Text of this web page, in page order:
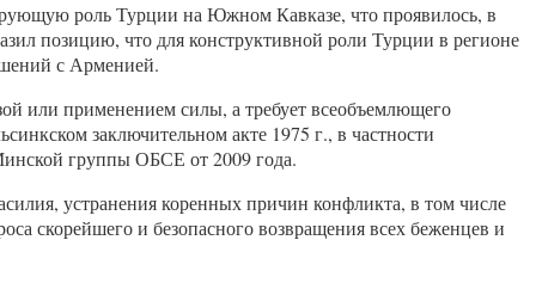
роль Турции на Южном Кавказе, что проявилось, в
позицию, что для конструктивной роли Турции в регионе
с Арменией.
или применением силы, а требует всеобъемлющего
заключительном акте 1975 г., в частности
группы ОБСЕ от 2009 года.
устранения коренных причин конфликта, в том числе
скорейшего и безопасного возвращения всех беженцев и